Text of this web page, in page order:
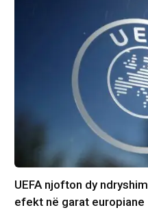
UEFA njofton dy
efekt në garat europiane